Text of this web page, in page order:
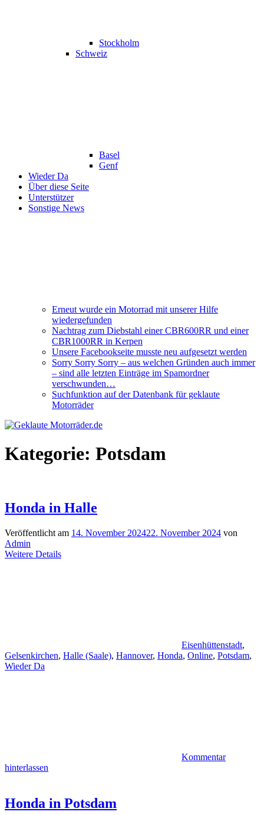
Stockholm
Schweiz
Basel
Genf
Wieder Da
Über diese Seite
Unterstützer
Sonstige News
Erneut wurde ein Motorrad mit unserer Hilfe
wiedergefunden
Nachtrag zum Diebstahl einer CBR600RR und einer
CBR1000RR in Kerpen
Unsere Facebookseite musste neu aufgesetzt werden
Sorry Sorry Sorry – aus welchen Gründen auch immer
– sind alle letzten Einträge im Spamordner
verschwunden…
Suchfunktion auf der Datenbank für geklaute
Motorräder
Kategorie: Potsdam
Honda in Halle
Veröffentlicht am 14. November 202422. November 2024 von
Admin
Weitere Details
Eisenhüttenstadt,
Gelsenkirchen, Halle (Saale), Hannover, Honda, Online, Potsdam,
Wieder Da
Kommentar
hinterlassen
Honda in Potsdam